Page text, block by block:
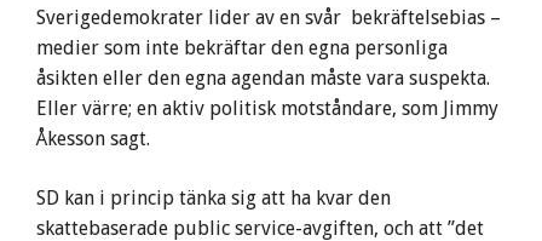
Sverigedemokrater lider av en svår bekräftelsebias –
medier som inte bekräftar den egna personliga
åsikten eller den egna agendan måste vara suspekta.
Eller värre; en aktiv politisk motståndare, som Jimmy
Åkesson sagt.
SD kan i princip tänka sig att ha kvar den
skattebaserade public service-avgiften, och att ”det